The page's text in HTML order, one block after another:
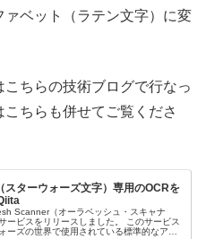
ァベット（ラテン文字）に変
ちらの技術ブログで行なっ
ちらも併せてご覧くださ
ターウォーズ文字）専用のOCRを
Scanner（オーラベッシュ・スキャナ
ービスをリリースしました。 このサービス
ーズの世界で使用されている標準的なアル